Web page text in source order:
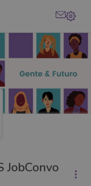
JobConvo